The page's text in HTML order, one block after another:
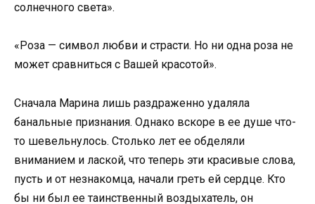
солнечного света».
«Роза — символ любви и страсти. Но ни одна роза не
может сравниться с Вашей красотой».
Сначала Марина лишь раздраженно удаляла
банальные признания. Однако вскоре в ее душе что-
то шевельнулось. Столько лет ее обделяли
вниманием и лаской, что теперь эти красивые слова,
пусть и от незнакомца, начали греть ей сердце. Кто
бы ни был ее таинственный воздыхатель, он